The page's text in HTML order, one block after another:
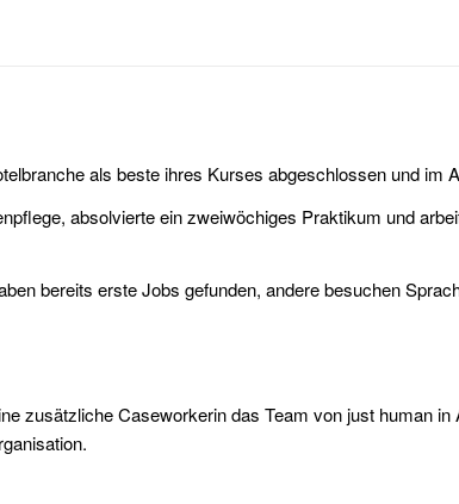
als beste ihres Kurses abgeschlossen und im
absolvierte ein zweiwöchiges Praktikum und
bereits erste Jobs gefunden, andere besuchen
zusätzliche Caseworkerin das Team von just human